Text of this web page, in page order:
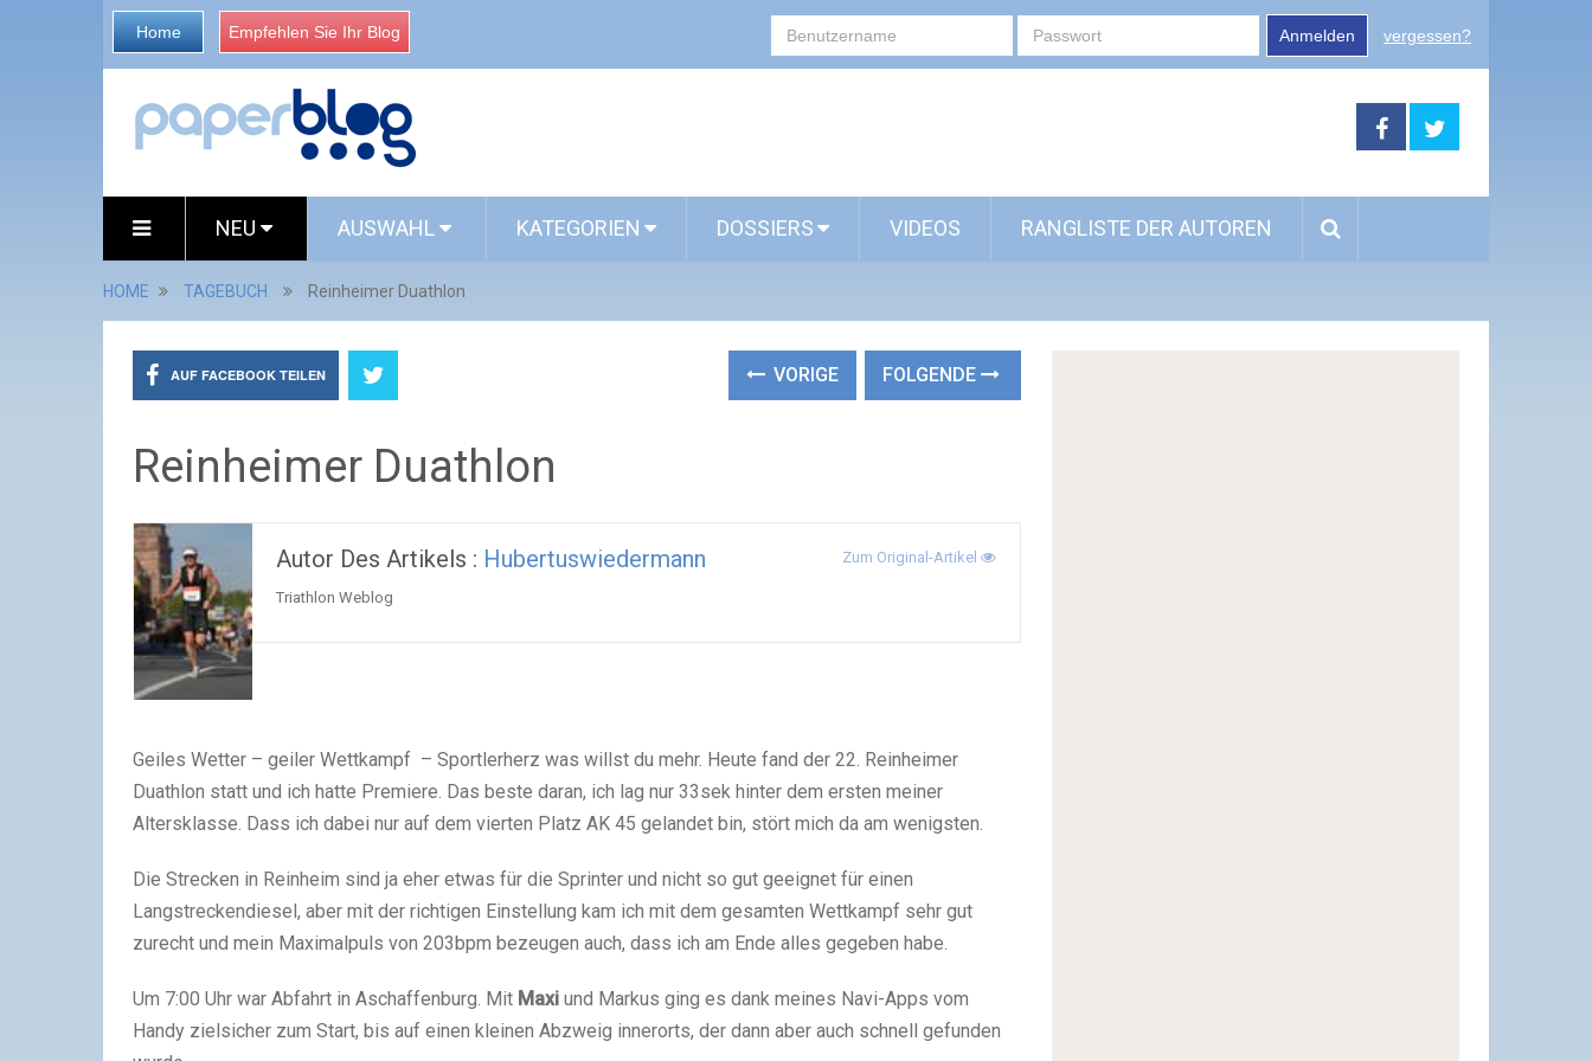
Home Empfehlen Sie Ihr Blog Anmelden vergessen?
NEU AUSWAHL KATEGORIEN DOSSIERS VIDEOS RANGLISTE DER AUTOREN
HOME TAGEBUCH Reinheimer Duathlon
AUF FACEBOOK TEILEN VORIGE FOLGENDE
Reinheimer Duathlon
Autor Des Artikels : Hubertuswiedermann Zum Original-Artikel
Triathlon Weblog
Geiles Wetter – geiler Wettkampf – Sportlerherz was willst du mehr. Heute fand der 22. Reinheimer
Duathlon statt und ich hatte Premiere. Das beste daran, ich lag nur 33sek hinter dem ersten meiner
Altersklasse. Dass ich dabei nur auf dem vierten Platz AK 45 gelandet bin, stört mich da am wenigsten.
Die Strecken in Reinheim sind ja eher etwas für die Sprinter und nicht so gut geeignet für einen
Langstreckendiesel, aber mit der richtigen Einstellung kam ich mit dem gesamten Wettkampf sehr gut
zurecht und mein Maximalpuls von 203bpm bezeugen auch, dass ich am Ende alles gegeben habe.
Um 7:00 Uhr war Abfahrt in Aschaffenburg. Mit Maxi und Markus ging es dank meines Navi-Apps vom
Handy zielsicher zum Start, bis auf einen kleinen Abzweig innerorts, der dann aber auch schnell gefunden